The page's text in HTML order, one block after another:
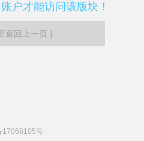
户才能访问该版块！
返回上一页 ]
17068105号